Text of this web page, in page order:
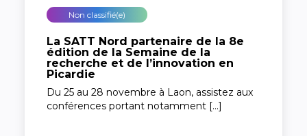
Non classifié(e)
La SATT Nord partenaire de la 8e
édition de la Semaine de la
recherche et de l’innovation en
Picardie
Du 25 au 28 novembre à Laon, assistez aux
conférences portant notamment […]